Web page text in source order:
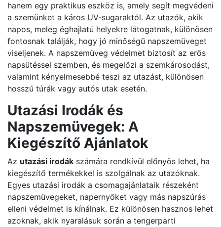
hanem egy praktikus eszköz is, amely segít megvédeni
a szemünket a káros UV-sugaraktól. Az utazók, akik
napos, meleg éghajlatú helyekre látogatnak, különösen
fontosnak találják, hogy jó minőségű napszemüveget
viseljenek. A napszemüveg védelmet biztosít az erős
napsütéssel szemben, és megelőzi a szemkárosodást,
valamint kényelmesebbé teszi az utazást, különösen
hosszú túrák vagy autós utak esetén.
Utazási Irodák és
Napszemüvegek: A
Kiegészítő Ajánlatok
Az utazási irodák számára rendkívül előnyös lehet, ha
kiegészítő termékekkel is szolgálnak az utazóknak.
Egyes utazási irodák a csomagajánlataik részeként
napszemüvegeket, napernyőket vagy más napszúrás
elleni védelmet is kínálnak. Ez különösen hasznos lehet
azoknak, akik nyaralásuk során a tengerparti